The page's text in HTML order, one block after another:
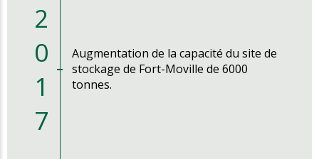
2
0
1
7
Augmentation de la capacité du site de
stockage de Fort-Moville de 6000
tonnes.